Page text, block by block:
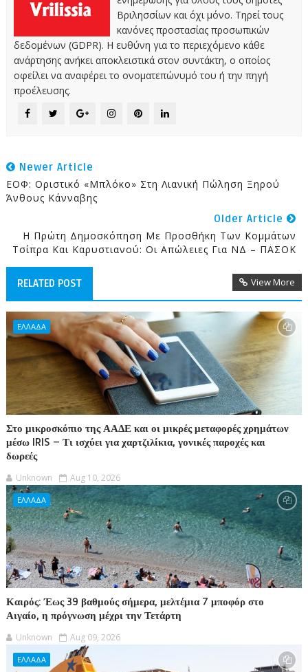
Βριλησσίων και όχι μόνο. Τηρεί τους
κανόνες προστασίας προσωπικών
δεδομένων (GDPR). Η ευθύνη για το περιεχόμενο κάθε
ανάρτησης ανήκει αποκλειστικά στον συντάκτη, ο οποίος
οφείλει να αναφέρει το ονοματεπώνυμό του ή την πηγή
προέλευσης.
Newer Article
ΕΟΦ: Οριστικό «μπλόκο» Στη Λιανική Πώληση Ξηρού
Άνθους Κάνναβης
Older Article
Η Πρώτη Δημοσκόπηση Με Προσθήκη Των Κομμάτων
Τσίπρα Και Καρυστιανού: Οι Απώλειες Για ΝΔ – ΠΑΣΟΚ
RELATED POST View More
ΕΛΛΑΔΑ
Στο μικροσκόπιο της ΑΑΔΕ και οι μικρές μεταφορές χρημάτων
μέσω IRIS – Τι ισχύει για χαρτζιλίκια, γονικές παροχές και
δωρεές
Unknown Aug 10, 2026
ΕΛΛΑΔΑ
Καιρός: Έως 39 βαθμούς σήμερα, μελτέμια 7 μποφόρ στο
Αιγαίο, η πρόγνωση μέχρι την Τετάρτη
Unknown Aug 09, 2026
ΕΛΛΑΔΑ